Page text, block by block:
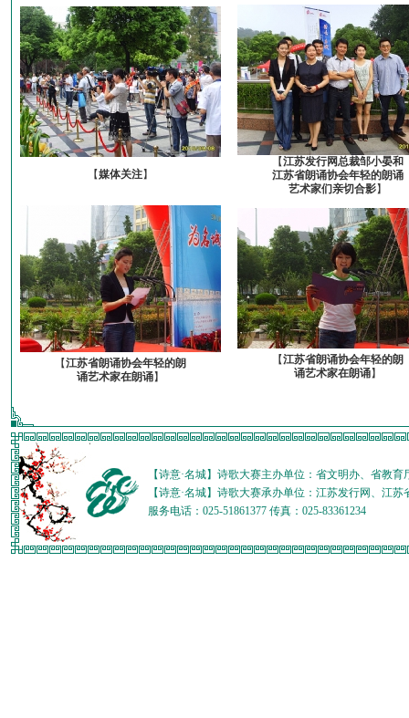
【媒体关注】
【江苏发行网总裁邹小晏和
江苏省朗诵协会年轻的朗诵
艺术家们亲切合影】
【江苏省朗诵协会年轻的朗
诵艺术家在朗诵】
【江苏省朗诵协会年轻的朗
诵艺术家在朗诵】
【诗意·名城】诗歌大赛主办单位：省文明办、省教
【诗意·名城】诗歌大赛承办单位：江苏发行网、江
服务电话：025-51861377 传真：025-83361234